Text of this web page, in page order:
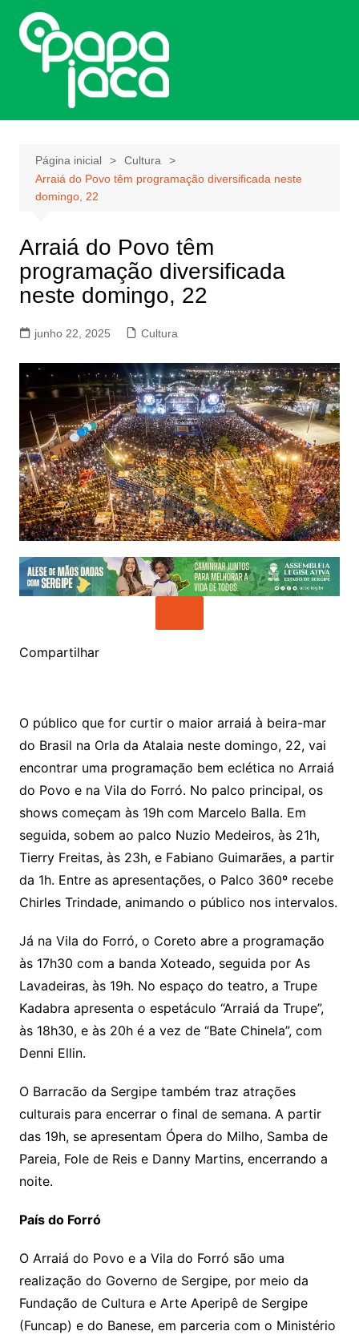
para
conteúdo
Página inicial
Cultura
Arraiá do Povo têm programação diversificada neste
domingo, 22
Arraiá do Povo têm
programação diversificada
neste domingo, 22
junho 22, 2025 Cultura
Compartilhar
O público que for curtir o maior arraiá à beira-mar
do Brasil na Orla da Atalaia neste domingo, 22, vai
encontrar uma programação bem eclética no Arraiá
do Povo e na Vila do Forró. No palco principal, os
shows começam às 19h com Marcelo Balla. Em
seguida, sobem ao palco Nuzio Medeiros, às 21h,
Tierry Freitas, às 23h, e Fabiano Guimarães, a partir
da 1h. Entre as apresentações, o Palco 360º recebe
Chirles Trindade, animando o público nos intervalos.
Já na Vila do Forró, o Coreto abre a programação
às 17h30 com a banda Xoteado, seguida por As
Lavadeiras, às 19h. No espaço do teatro, a Trupe
Kadabra apresenta o espetáculo “Arraiá da Trupe”,
às 18h30, e às 20h é a vez de “Bate Chinela”, com
Denni Ellin.
O Barracão da Sergipe também traz atrações
culturais para encerrar o final de semana. A partir
das 19h, se apresentam Ópera do Milho, Samba de
Pareia, Fole de Reis e Danny Martins, encerrando a
noite.
País do Forró
O Arraiá do Povo e a Vila do Forró são uma
realização do Governo de Sergipe, por meio da
Fundação de Cultura e Arte Aperipê de Sergipe
(Funcap) e do Banese, em parceria com o Ministério